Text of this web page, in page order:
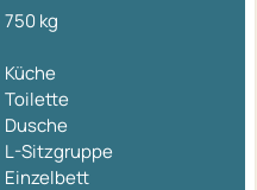
750 kg
Küche
Toilette
Dusche
L-Sitzgruppe
Einzelbett